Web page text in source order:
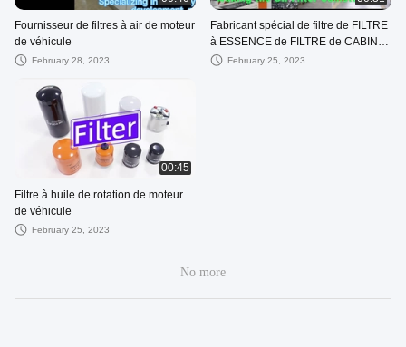
Fournisseur de filtres à air de moteur
de véhicule
February 28, 2023
Fabricant spécial de filtre de FILTRE
à ESSENCE de FILTRE de CABINE
de FILTRE À AIR de FILTRE À
February 25, 2023
00:45
Filtre à huile de rotation de moteur
de véhicule
February 25, 2023
No more